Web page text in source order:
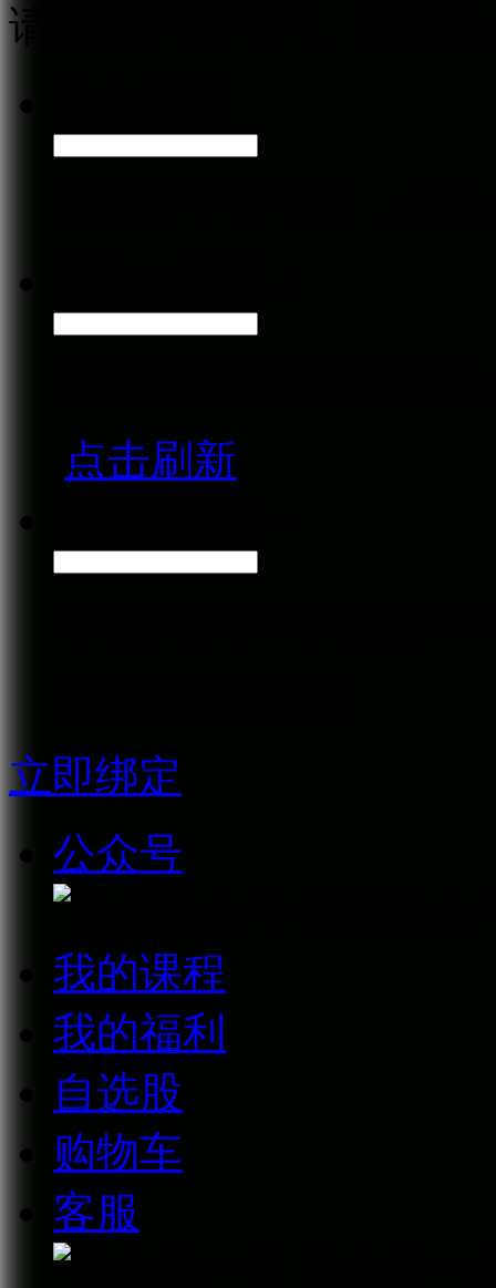
请绑定手机号码，进行
点击刷新
立即绑定
公众号
我的课程
我的福利
自选股
购物车
客服